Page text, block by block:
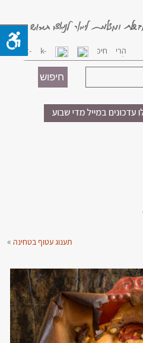
תענוג עטוף בטחינה»